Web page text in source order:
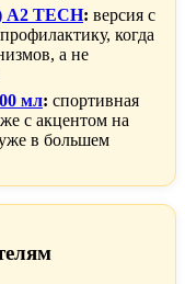
A2 TECH: версия с
когда
а не
мл: спортивная
с акцентом на
в большем